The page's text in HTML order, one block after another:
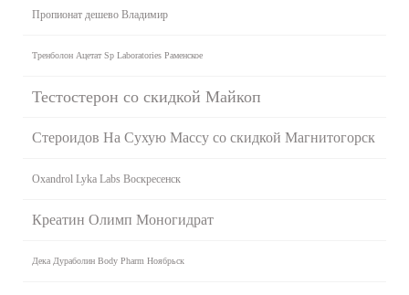
Пропионат дешево Владимир
Тренболон Ацетат Sp Laboratories Раменское
Тестостерон со скидкой Майкоп
Стероидов На Сухую Массу со скидкой Магнитогорск
Oxandrol Lyka Labs Воскресенск
Креатин Олимп Моногидрат
Дека Дураболин Body Pharm Ноябрьск